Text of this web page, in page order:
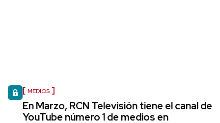
MEDIOS
En Marzo, RCN Televisión tiene el canal de
YouTube número 1 de medios en